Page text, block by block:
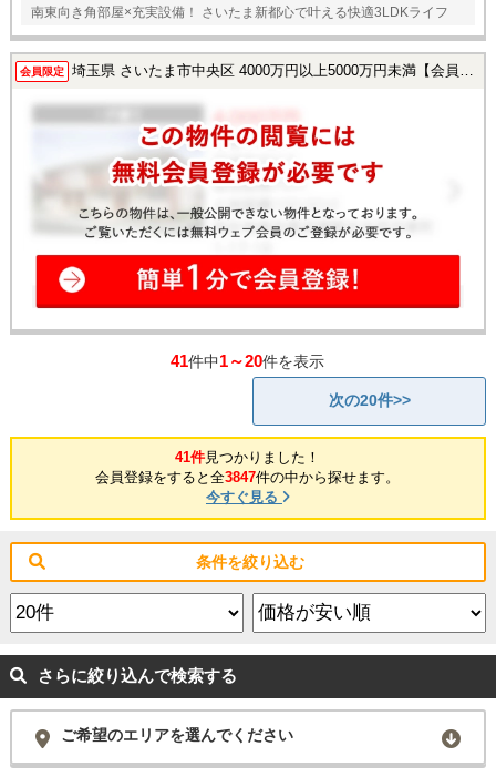
南東向き角部屋×充実設備！ さいたま新都心で叶える快適3LDKライフ
会員限定 埼玉県 さいたま市中央区 4000万円以上5000万円未満【会員様限定で公開中！】
41件中1～20件を表示
次の20件>>
41件見つかりました！
会員登録をすると全3847件の中から探せます。
今すぐ見る
条件を絞り込む
さらに絞り込んで検索する
ご希望のエリアを選んでください